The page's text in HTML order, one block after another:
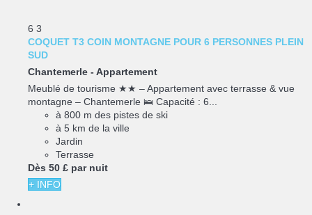
6 3
COQUET T3 COIN MONTAGNE POUR 6 PERSONNES PLEIN
SUD
Chantemerle - Appartement
Meublé de tourisme ★★ – Appartement avec terrasse & vue
montagne – Chantemerle 🛌 Capacité : 6...
à 800 m des pistes de ski
à 5 km de la ville
Jardin
Terrasse
Dès 50 £ par nuit
+ INFO